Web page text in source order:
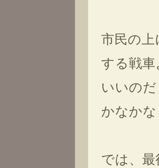
市民の上
する戦
いいの
かなか
では、